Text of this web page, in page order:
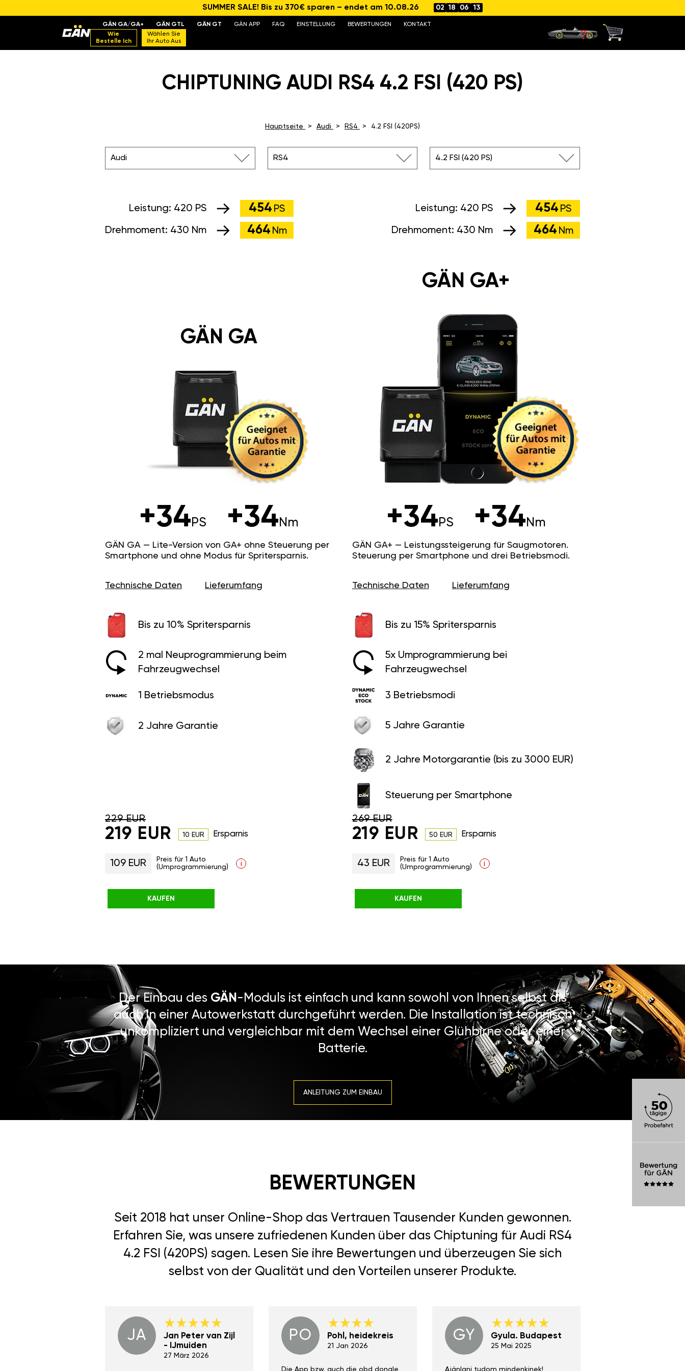
SUMMER SALE! Bis zu 370€ sparen – endet am 10.08.26 02 18 06 12
GÄN GA/GA+ GÄN GTL GÄN GT GÄN APP FAQ EINSTELLUNG BEWERTUNGEN
KONTAKT
Wie
Bestelle Ich
Wählen Sie
Ihr Auto Aus
CHIPTUNING AUDI RS4 4.2 FSI (420 PS)
Hauptseite Audi RS4 4.2 FSI (420PS)
Audi RS4 4.2 FSI (420 PS)
Leistung: 420 PS 454 PS
Drehmoment: 430 Nm 464 Nm
Leistung: 420 PS 454 PS
Drehmoment: 430 Nm 464 Nm
GÄN GA+
+34PS +34Nm
GÄN GA+ — Leistungssteigerung für Saugmotoren.
Steuerung per Smartphone und drei Betriebsmodi.
Technische Daten Lieferumfang
Bis zu 15% Spritersparnis
5x Umprogrammierung bei
Fahrzeugwechsel
3 Betriebsmodi
5 Jahre Garantie
2 Jahre Motorgarantie (bis zu 3000 EUR)
Steuerung per Smartphone
269 EUR
219 EUR 50 EUR Ersparnis
43 EUR
Preis für 1 Auto
(Umprogrammierung)
i
KAUFEN
GÄN GA
+34PS +34Nm
GÄN GA — Lite-Version von GA+ ohne Steuerung per
Smartphone und ohne Modus für Spritersparnis.
Technische Daten Lieferumfang
Bis zu 10% Spritersparnis
2 mal Neuprogrammierung beim
Fahrzeugwechsel
1 Betriebsmodus
2 Jahre Garantie
229 EUR
219 EUR 10 EUR Ersparnis
109 EUR
Preis für 1 Auto
(Umprogrammierung)
i
KAUFEN
Der Einbau des GÄN-Moduls ist einfach und kann sowohl von Ihnen selbst als
auch in einer Autowerkstatt durchgeführt werden. Die Installation ist technisch
unkompliziert und vergleichbar mit dem Wechsel einer Glühbirne oder einer
Batterie.
ANLEITUNG ZUM EINBAU
BEWERTUNGEN
Seit 2018 hat unser Online-Shop das Vertrauen Tausender Kunden gewonnen.
Erfahren Sie, was unsere zufriedenen Kunden über das Chiptuning für Audi RS4
4.2 FSI (420PS) sagen. Lesen Sie ihre Bewertungen und überzeugen Sie sich
selbst von der Qualität und den Vorteilen unserer Produkte.
JA
Jan Peter van Zijl
- IJmuiden
27 März 2026
PO Pohl, heidekreis
21 Jan 2026
GY Gyula. Budapest
25 Mai 2025